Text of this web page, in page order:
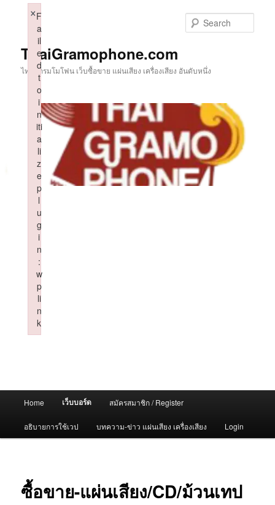
ThaiGramophone.com
ไทยแกรมโมโฟน เว็บซื้อขาย แผ่นเสียง เครื่องเสียง อันดับหนึ่ง
Home เว็บบอร์ด สมัครสมาชิก / Register
อธิบายการใช้เวป บทความ-ข่าว แผ่นเสียง เครื่องเสียง Login
ซื้อขาย-แผ่นเสียง/CD/ม้วนเทป
F
a
il
e
d
t
o
i
n
iti
a
li
z
e
p
l
u
g
i
n
:
w
p
li
n
k
×
Failed to initialize plugin: wplink